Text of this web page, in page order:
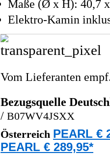
Maße (Ø x H): 40,7
Elektro-Kamin
Vom Lieferanten
Bezugsquelle
/ B07WV4JSXX
Österreich PEARL €
PEARL € 289,95*